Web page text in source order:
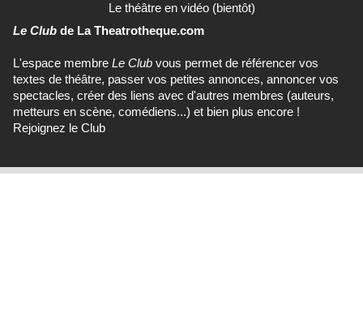
Le théâtre en vidéo (bientôt)
Le Club de La Theatrotheque.com
L'espace membre Le Club vous permet de référencer vos
textes de théâtre, passer vos petites annonces, annoncer vos
spectacles, créer des liens avec d'autres membres (auteurs,
metteurs en scène, comédiens...) et bien plus encore !
Rejoignez le Club